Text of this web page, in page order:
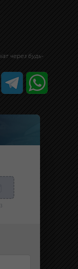
через будь-